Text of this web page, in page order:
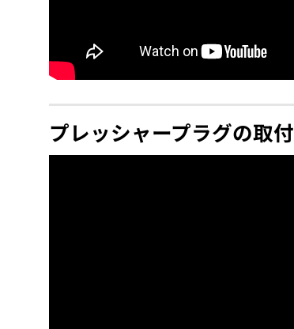
プレッシャープラグの取付